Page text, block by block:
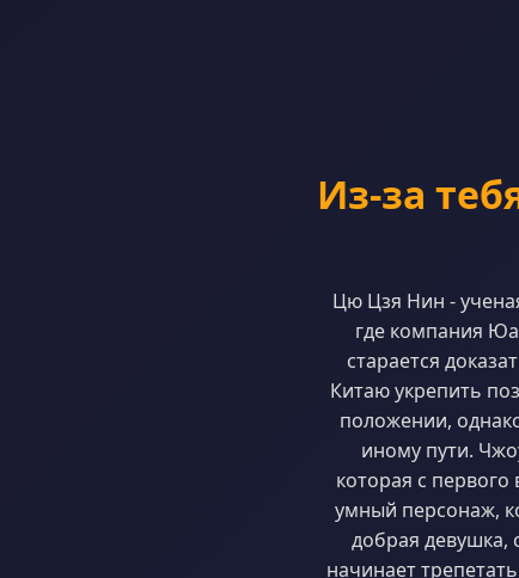
Из-за
Цю Цзя Нин -
где компания
старается
Китаю укрепить
положении,
иному пути.
которая с
умный персонаж,
добрая девушка,
начинает